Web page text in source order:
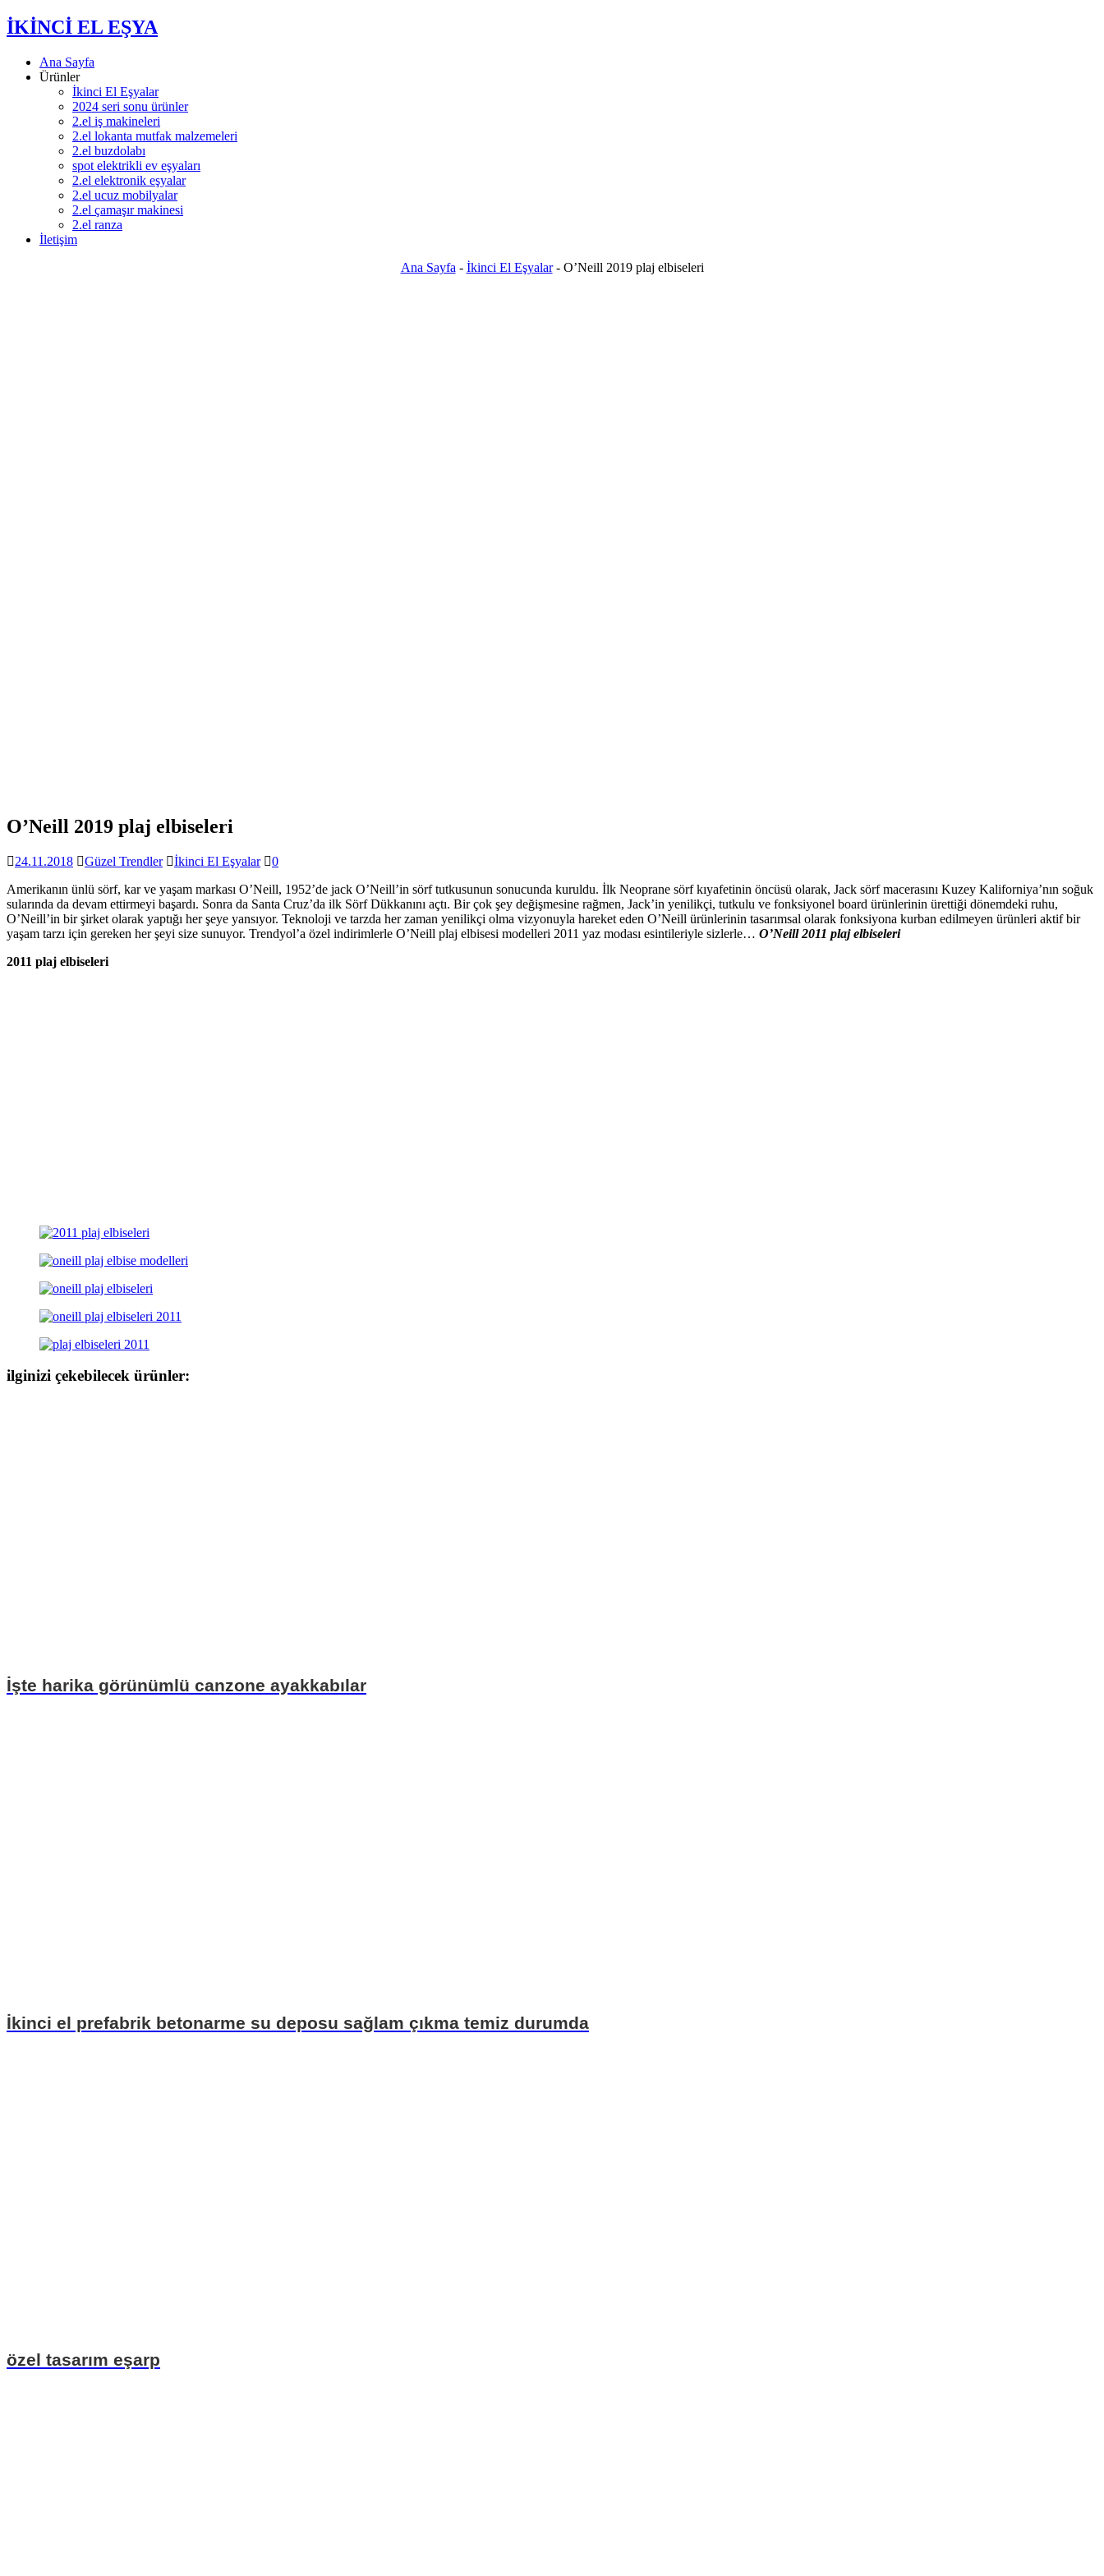
İKİNCİ EL EŞYA
Ana Sayfa
Ürünler
İkinci El Eşyalar
2024 seri sonu ürünler
2.el iş makineleri
2.el lokanta mutfak malzemeleri
2.el buzdolabı
spot elektrikli ev eşyaları
2.el elektronik eşyalar
2.el ucuz mobilyalar
2.el çamaşır makinesi
2.el ranza
İletişim
Ana Sayfa - İkinci El Eşyalar- O’Neill 2019 plaj elbiseleri
O’Neill 2019 plaj elbiseleri
24.11.2018 Güzel Trendler İkinci El Eşyalar
0
Amerikanın ünlü sörf, kar ve yaşam markası O’Neill, 1952’de jack O’Neill’in sörf tutkusunun sonucunda kuruldu. İlk Neoprane sörf kıyafetinin öncüsü olarak, Jack sörf macerasını Kuzey Kaliforniya’nın soğuk
sularında da devam ettirmeyi başardı. Sonra da Santa Cruz’da ilk Sörf Dükkanını açtı. Bir çok şey değişmesine rağmen, Jack’in yenilikçi, tutkulu ve fonksiyonel board ürünlerinin ürettiği dönemdeki ruhu,
O’Neill’in bir şirket olarak yaptığı her şeye yansıyor. Teknoloji ve tarzda her zaman yenilikçi olma vizyonuyla hareket eden O’Neill ürünlerinin tasarımsal olarak fonksiyona kurban edilmeyen ürünleri aktif bir
yaşam tarzı için gereken her şeyi size sunuyor. Trendyol’a özel indirimlerle O’Neill plaj elbisesi modelleri 2011 yaz modası esintileriyle sizlerle… O’Neill 2011 plaj elbiseleri
2011 plaj elbiseleri
ilginizi çekebilecek ürünler:
İşte harika görünümlü canzone ayakkabılar
İkinci el prefabrik betonarme su deposu sağlam çıkma temiz durumda
özel tasarım eşarp